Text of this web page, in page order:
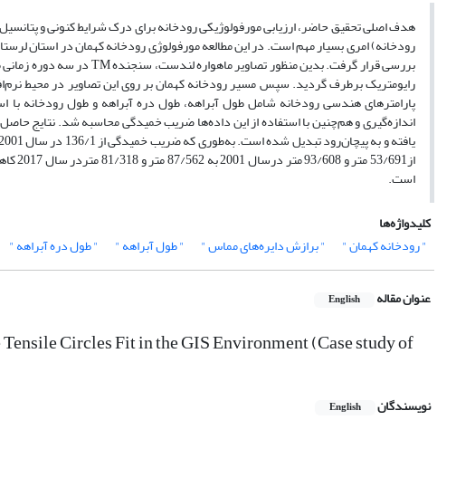
هدف اصلی تحقیق حاضر، ارزیابی مورفولوژیکی رودخانه برای درک شرایط کنونی و
رایومتریک برطرف گردید. سپس مسیر رودخانه کهمان بر روی این تصاویر در محیط
پارامترهای هندسی رودخانه شامل طول آبراهه، طول دره آبراهه و طول رودخانه با
اندازه‌گیری و هم‌چنین با استفاده از این داده‌ها ضریب خمیدگی محاسبه شد. نتایج
است.
کلیدواژه‌ها
" رودخانه کهمان "
" برازش دایره‌های مماس " " طول آبراهه " " طول دره آبراهه "
عنوان مقاله English
Circles Fit in the GIS Environment (Case study of
نویسندگان English